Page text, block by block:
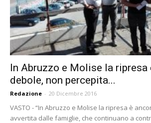
In Abruzzo e Molise la ripresa
debole, non percepita...
Redazione - 20 Dicembre 2016
VASTO - “In Abruzzo e Molise la ripresa è
avvertita dalle famiglie, che continuano a